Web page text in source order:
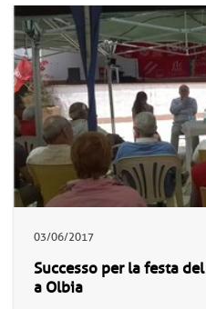
03/06/2017
Successo per la festa
a Olbia